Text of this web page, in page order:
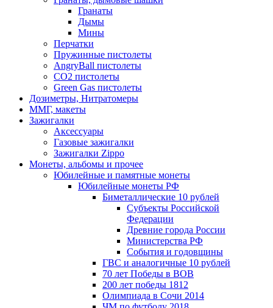
Гранаты
Дымы
Мины
Перчатки
Пружинные пистолеты
AngryBall пистолеты
CO2 пистолеты
Green Gas пистолеты
Дозиметры, Нитратомеры
ММГ, макеты
Зажигалки
Аксессуары
Газовые зажигалки
Зажигалки Zippo
Монеты, альбомы и прочее
Юбилейные и памятные монеты
Юбилейные монеты РФ
Биметаллические 10 рублей
Субъекты Российской
Федерации
Древние города России
Министерства РФ
События и годовщины
ГВС и аналогичные 10 рублей
70 лет Победы в ВОВ
200 лет победы 1812
Олимпиада в Сочи 2014